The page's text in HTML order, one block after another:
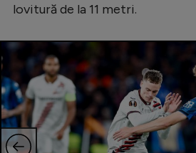
Clasamente
Tenis
Handbal
Natație
lovitură de la 11 metri.